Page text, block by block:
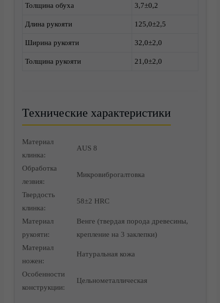
Корзина
Толщина обуха 3,7±0,2
Длина рукояти 125,0±2,5
Ширина рукояти 32,0±2,0
Толщина рукояти 21,0±2,0
Технические характеристики
Материал
клинка:
AUS 8
Обработка
лезвия:
Микровиброгалтовка
Твердость
клинка:
58±2 HRC
Материал
рукояти:
Венге (твердая порода древесины,
крепление на 3 заклепки)
Материал
ножен:
Натуральная кожа
Особенности
конструкции:
Цельнометаллическая